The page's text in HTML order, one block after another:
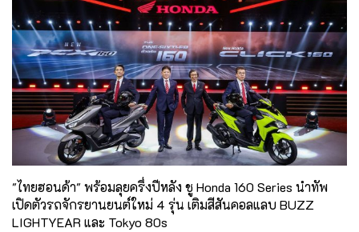
"ไทยฮอนด้า" พร้อมลุยครึ่งปีหลัง ชู Honda 160 Series นำทัพ
เปิดตัวรถจักรยานยนต์ใหม่ 4 รุ่น เติมสีสันคอลแลบ BUZZ
LIGHTYEAR และ Tokyo 80s